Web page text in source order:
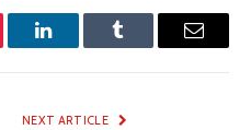
LinkedInTumblr Email
NEXT ARTICLE